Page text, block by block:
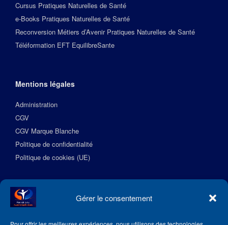
Gérer le consentement
Cursus Pratiques Naturelles de Santé
e-Books Pratiques Naturelles de Santé
Reconversion Métiers d’Avenir Pratiques Naturelles de Santé
Téléformation EFT EquilibreSante
Mentions légales
Administration
CGV
CGV Marque Blanche
Politique de confidentialité
Politique de cookies (UE)
Suivez l’Académie EquilibreSante